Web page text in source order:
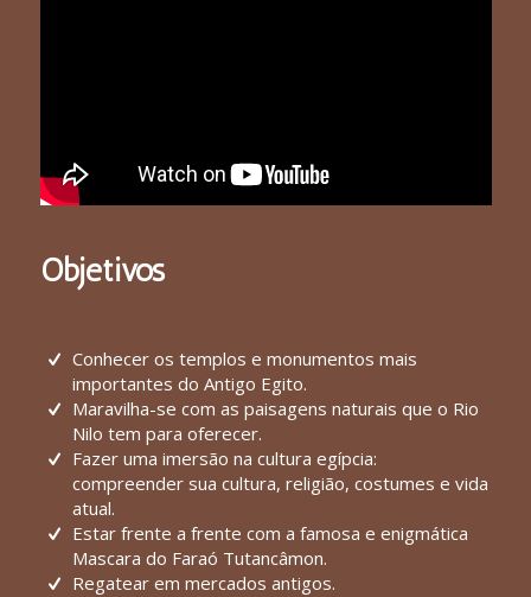
Objetivos
Conhecer os templos e monumentos mais
importantes do Antigo Egito.
Maravilha-se com as paisagens naturais que o Rio
Nilo tem para oferecer.
Fazer uma imersão na cultura egípcia:
compreender sua cultura, religião, costumes e vida
atual.
Estar frente a frente com a famosa e enigmática
Mascara do Faraó Tutancâmon.
Regatear em mercados antigos.